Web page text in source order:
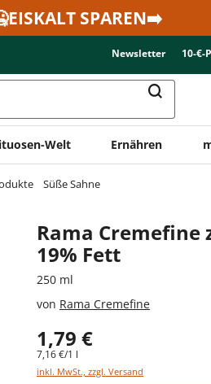
SPAREN➡️
Newsletter 10-€-
Welt Ernähren
Süße Sahne
Rama Cremefine
19% Fett
250 ml
von Rama Cremefine
1,79 €
7,16 €/1 l
inkl. MwSt., zzgl. Versand